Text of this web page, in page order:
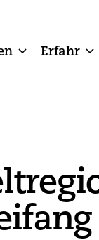
Erfahr